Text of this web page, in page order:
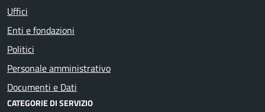
Uffici
Enti e fondazioni
Politici
Personale amministrativo
Documenti e Dati
CATEGORIE DI SERVIZIO